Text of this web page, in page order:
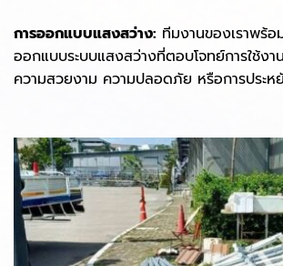
การออกแบบแสงสว่าง: ทีมงานของเราพร้อ
ออกแบบระบบแสงสว่างที่ตอบโจทย์การใช้งา
ความสวยงาม ความปลอดภัย หรือการประ